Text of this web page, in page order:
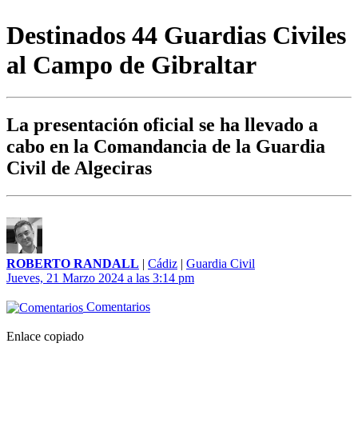
Destinados 44 Guardias Civiles
al Campo de Gibraltar
La presentación oficial se ha llevado a
cabo en la Comandancia de la Guardia
Civil de Algeciras
ROBERTO RANDALL | Cádiz | Guardia Civil
Jueves, 21 Marzo 2024 a las 3:14 pm
Comentarios
Enlace copiado